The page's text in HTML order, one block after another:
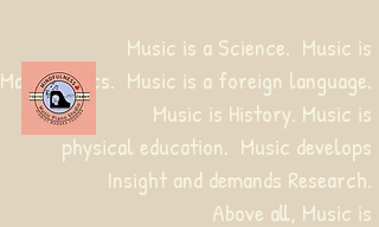
Music is a Science. Music is
Mathematics. Music is a foreign language.
Music is History. Music is
physical education. Music develops
Insight and demands Research.
Above all, Music is